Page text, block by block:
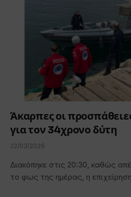
Άκαρπες οι
για τον 34χρονο δύτη
22/03/2026
Διακόπηκε στις 20:30, καθώς
το φως της ημέρας, η